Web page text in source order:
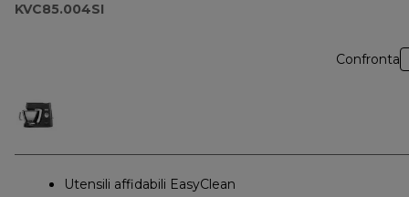
KVC85.004SI
Confronta
Utensili affidabili EasyClean